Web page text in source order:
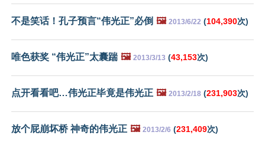
不是笑话！孔子预言“伟光正”必倒 🖼️ 2013/6/22 (104,390次)
唯色获奖 “伟光正”太囊踹 🖼️ 2013/3/13 (43,153次)
点开看看吧…伟光正毕竟是伟光正 🖼️ 2013/2/18 (231,903次)
放个屁崩坏桥 神奇的伟光正 🖼️ 2013/2/6 (231,409次)